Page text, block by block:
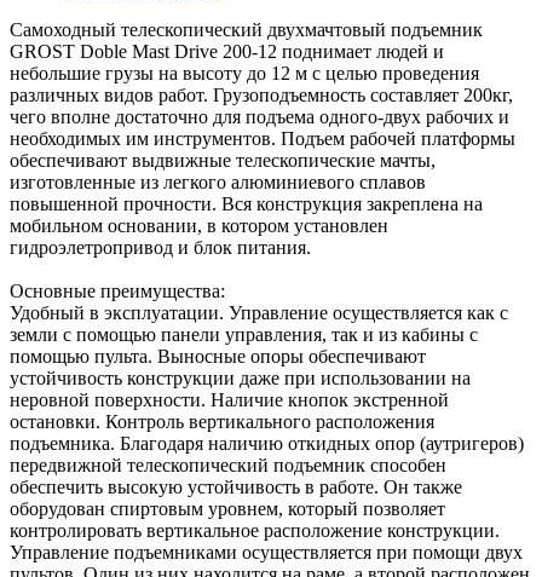
Самоходный телескопический двухмачтовый подъемник
GROST Doble Mast Drive 200-12 поднимает людей и
небольшие грузы на высоту до 12 м с целью проведения
различных видов работ. Грузоподъемность составляет 200кг,
чего вполне достаточно для подъема одного-двух рабочих и
необходимых им инструментов. Подъем рабочей платформы
обеспечивают выдвижные телескопические мачты,
изготовленные из легкого алюминиевого сплавов
повышенной прочности. Вся конструкция закреплена на
мобильном основании, в котором установлен
гидроэлетропривод и блок питания.
Основные преимущества:
Удобный в эксплуатации. Управление осуществляется как с
земли с помощью панели управления, так и из кабины с
помощью пульта. Выносные опоры обеспечивают
устойчивость конструкции даже при использовании на
неровной поверхности. Наличие кнопок экстренной
остановки. Контроль вертикального расположения
подъемника. Благодаря наличию откидных опор (аутригеров)
передвижной телескопический подъемник способен
обеспечить высокую устойчивость в работе. Он также
оборудован спиртовым уровнем, который позволяет
контролировать вертикальное расположение конструкции.
Управление подъемниками осуществляется при помощи двух